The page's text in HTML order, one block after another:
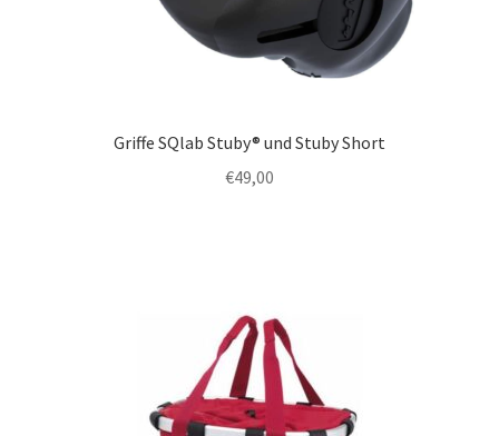
Griffe SQlab Stuby® und Stuby Short
€49,00